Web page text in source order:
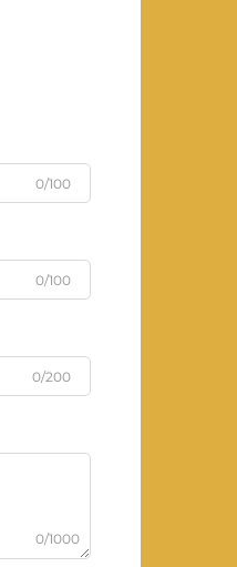
0/100
0/100
0/200
0/1000